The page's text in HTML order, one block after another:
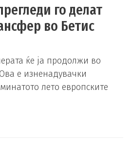
го делат
во Бетис
ќе ја продолжи во
е изненадувачки
лето европските